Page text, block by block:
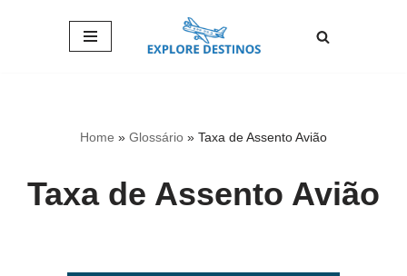
Home » Glossário » Taxa de Assento Avião
Taxa de Assento Avião